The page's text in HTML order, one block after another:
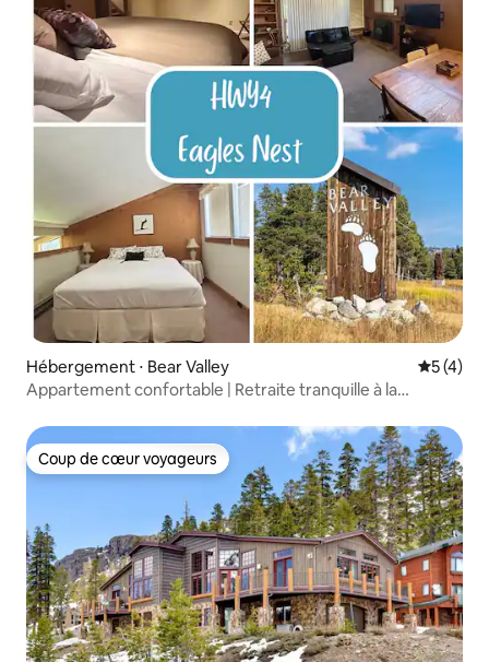
Hébergement ⋅ Bear Valley
5 (4)
Appartement confortable | Retraite tranquille à la
Coup de cœur voyageurs
Coup de cœur voyageurs